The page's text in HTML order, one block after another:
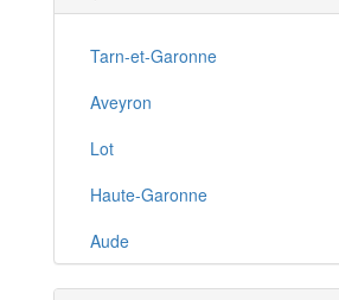
Réalmont
Lavaur
Rabastens
Carmaux
Aussillon
Pont-de-Larn
Saint-Sulpice-la-Pointe
Tarn-et-Garonne
Aveyron
Lot
Haute-Garonne
Aude